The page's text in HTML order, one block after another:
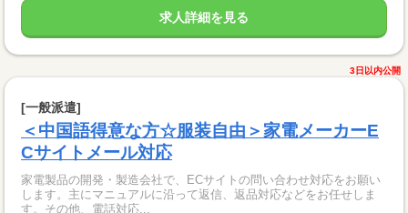
求人詳細を見る
3日以内公開
[一般派遣]
＜中国語得意な方☆服装自由＞家電メーカーE
Cサイトメール対応
家電製品の開発・製造会社で、ECサイトの問い合わせ対応をお願い
します。主にマニュアルに沿って返信、返品対応などをお任せしま
す。その他、電話対応...